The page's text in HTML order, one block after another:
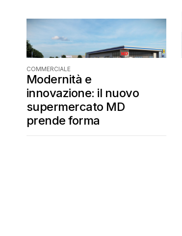
COMMERCIALE
Modernità e
innovazione: il nuovo
supermercato MD
prende forma